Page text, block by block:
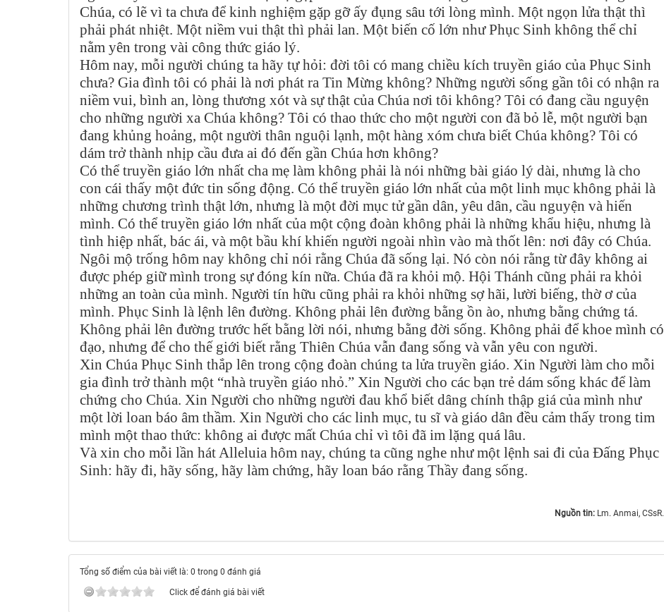
Chúa, có lẽ vì ta chưa để kinh nghiệm gặp gỡ ấy đụng sâu tới lòng mình. Một ngọn lửa thật thì
phải phát nhiệt. Một niềm vui thật thì phải lan. Một biến cố lớn như Phục Sinh không thể chỉ
nằm yên trong vài công thức giáo lý.
Hôm nay, mỗi người chúng ta hãy tự hỏi: đời tôi có mang chiều kích truyền giáo của Phục Sinh
chưa? Gia đình tôi có phải là nơi phát ra Tin Mừng không? Những người sống gần tôi có nhận ra
niềm vui, bình an, lòng thương xót và sự thật của Chúa nơi tôi không? Tôi có đang cầu nguyện
cho những người xa Chúa không? Tôi có thao thức cho một người con đã bỏ lễ, một người bạn
đang khủng hoảng, một người thân nguội lạnh, một hàng xóm chưa biết Chúa không? Tôi có
dám trở thành nhịp cầu đưa ai đó đến gần Chúa hơn không?
Có thể truyền giáo lớn nhất cha mẹ làm không phải là nói những bài giáo lý dài, nhưng là cho
con cái thấy một đức tin sống động. Có thể truyền giáo lớn nhất của một linh mục không phải là
những chương trình thật lớn, nhưng là một đời mục tử gần dân, yêu dân, cầu nguyện và hiến
mình. Có thể truyền giáo lớn nhất của một cộng đoàn không phải là những khẩu hiệu, nhưng là
tình hiệp nhất, bác ái, và một bầu khí khiến người ngoài nhìn vào mà thốt lên: nơi đây có Chúa.
Ngôi mộ trống hôm nay không chỉ nói rằng Chúa đã sống lại. Nó còn nói rằng từ đây không ai
được phép giữ mình trong sự đóng kín nữa. Chúa đã ra khỏi mộ. Hội Thánh cũng phải ra khỏi
những an toàn của mình. Người tín hữu cũng phải ra khỏi những sợ hãi, lười biếng, thờ ơ của
mình. Phục Sinh là lệnh lên đường. Không phải lên đường bằng ồn ào, nhưng bằng chứng tá.
Không phải lên đường trước hết bằng lời nói, nhưng bằng đời sống. Không phải để khoe mình có
đạo, nhưng để cho thế giới biết rằng Thiên Chúa vẫn đang sống và vẫn yêu con người.
Xin Chúa Phục Sinh thắp lên trong cộng đoàn chúng ta lửa truyền giáo. Xin Người làm cho mỗi
gia đình trở thành một “nhà truyền giáo nhỏ.” Xin Người cho các bạn trẻ dám sống khác để làm
chứng cho Chúa. Xin Người cho những người đau khổ biết dâng chính thập giá của mình như
một lời loan báo âm thầm. Xin Người cho các linh mục, tu sĩ và giáo dân đều cảm thấy trong tim
mình một thao thức: không ai được mất Chúa chỉ vì tôi đã im lặng quá lâu.
Và xin cho mỗi lần hát Alleluia hôm nay, chúng ta cũng nghe như một lệnh sai đi của Đấng Phục
Sinh: hãy đi, hãy sống, hãy làm chứng, hãy loan báo rằng Thầy đang sống.
Nguồn tin: Lm. Anmai, CSsR.
Tổng số điểm của bài viết là: 0 trong 0 đánh giá
Click để đánh giá bài viết